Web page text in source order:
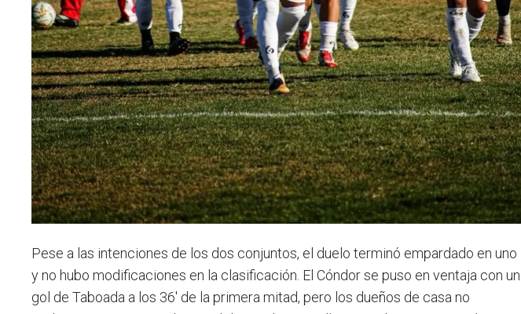
Pese a las intenciones de los dos conjuntos, el duelo terminó empardado en uno
y no hubo modificaciones en la clasificación. El Cóndor se puso en ventaja con un
gol de Taboada a los 36' de la primera mitad, pero los dueños de casa no